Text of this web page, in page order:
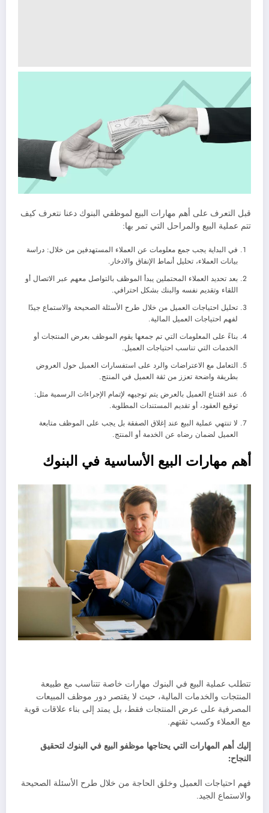
قبل التعرف على أهم مهارات البيع لموظفي البنوك دعنا نتعرف كيف
تتم عملية البيع والمراحل التي تمر بها:
في البداية يجب جمع معلومات عن العملاء المستهدفين من خلال: دراسة
بيانات العملاء، تحليل أنماط الإنفاق والادخار.
بعد تحديد العملاء المحتملين يبدأ الموظف بالتواصل معهم عبر الاتصال أو
اللقاء وتقديم نفسه والبنك بشكل احترافي.
تحليل احتياجات العميل من خلال طرح الأسئلة الصحيحة والاستماع جيدًا
لفهم احتياجات العميل المالية.
بناءً على المعلومات التي تم جمعها يقوم الموظف بعرض المنتجات أو
الخدمات التي تناسب احتياجات العميل.
التعامل مع الاعتراضات والرد على استفسارات العميل حول العروض
بطريقة واضحة تعزز من ثقة العميل في المنتج.
عند اقتناع العميل بالعرض يتم توجيهه لإتمام الإجراءات الرسمية مثل:
توقيع العقود، أو تقديم المستندات المطلوبة.
لا تنتهي عملية البيع عند إغلاق الصفقة بل يجب على الموظف متابعة
العميل لضمان رضاه عن الخدمة أو المنتج.
أهم مهارات البيع الأساسية في البنوك
تتطلب عملية البيع في البنوك مهارات خاصة تتناسب مع طبيعة
المنتجات والخدمات المالية، حيث لا يقتصر دور موظف المبيعات
المصرفية على عرض المنتجات فقط، بل يمتد إلى بناء علاقات قوية
مع العملاء وكسب ثقتهم.
إليك أهم المهارات التي يحتاجها موظفو البيع في البنوك لتحقيق
النجاح:
فهم احتياجات العميل وخلق الحاجة من خلال طرح الأسئلة الصحيحة
والاستماع الجيد.